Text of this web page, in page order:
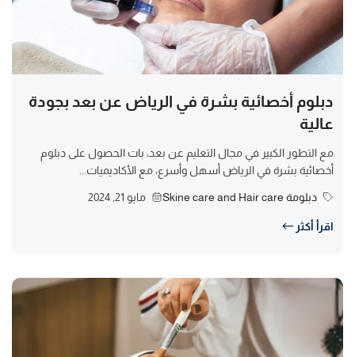
دبلوم أخصائية بشرة في الرياض عن بعد بجودة
عالية
مع التطور الكبير في مجال التعليم عن بعد، بات الحصول على دبلوم
أخصائية بشرة في الرياض أسهل وأسرع، مع الأكاديميات...
دبلومة Skine care and Hair care مايو 21, 2024
اقرأ أكثر